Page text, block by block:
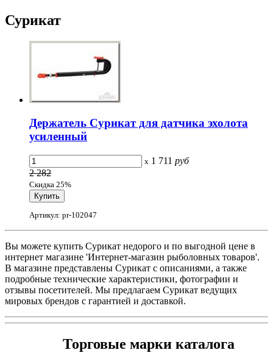
Сурикат
Держатель Сурикат для датчика эхолота
усиленный
x 1 711 руб
2 282
Скидка 25%
Артикул: pr-102047
Вы можете купить Сурикат недорого и по выгодной цене в
интернет магазине 'Интернет-магазин рыболовных товаров'.
В магазине представлены Сурикат с описаниями, а также
подробные технические характеристики, фотографии и
отзывы посетителей. Мы предлагаем Сурикат ведущих
мировых брендов с гарантией и доставкой.
Торговые марки каталога